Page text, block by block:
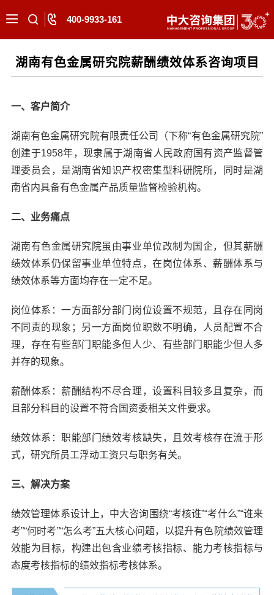
400-9933-161
湖南有色金属研究院薪酬绩效体系咨询项目
一、客户简介
湖南有色金属研究院有限责任公司（下称“有色金属研究院”
创建于1958年，现隶属于湖南省人民政府国有资产监督管
理委员会，是湖南省知识产权密集型科研院所，同时是湖
南省内具备有色金属产品质量监督检验机构。
二、业务痛点
湖南有色金属研究院虽由事业单位改制为国企，但其薪酬
绩效体系仍保留事业单位特点，在岗位体系、薪酬体系与
绩效体系等方面均存在一定不足。
岗位体系：一方面部分部门岗位设置不规范，且存在同岗
不同责的现象；另一方面岗位职数不明确，人员配置不合
理，存在有些部门职能多但人少、有些部门职能少但人多
并存的现象。
薪酬体系：薪酬结构不尽合理，设置科目较多且复杂，而
且部分科目的设置不符合国资委相关文件要求。
绩效体系：职能部门绩效考核缺失，且效考核存在流于形
式，研究所员工浮动工资只与职务有关。
三、解决方案
绩效管理体系设计上，中大咨询围绕“考核谁”“考什么”“谁来
考”“何时考”“怎么考”五大核心问题，以提升有色院绩效管理
效能为目标，构建出包含业绩考核指标、能力考核指标与
态度考核指标的绩效指标考核体系。